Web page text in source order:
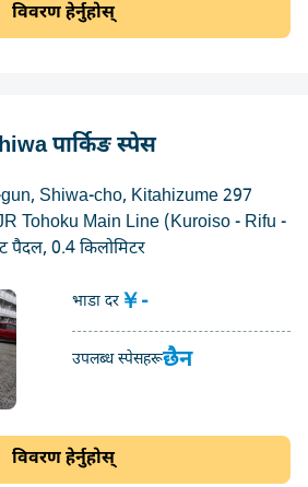
विवरण हेर्नुहोस्
पार्किङ स्पेस
Shiwa-cho, Kitahizume 297
Tohoku Main Line (Kuroiso - Rifu -
पैदल, 0.4 किलोमिटर
भाडा दर ￥-
उपलब्ध स्पेसहरूछैन
विवरण हेर्नुहोस्